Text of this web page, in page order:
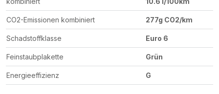
CO2-Emissionen kombiniert 277g CO2/km
Schadstoffklasse Euro 6
Feinstaubplakette Grün
Energieeffizienz G